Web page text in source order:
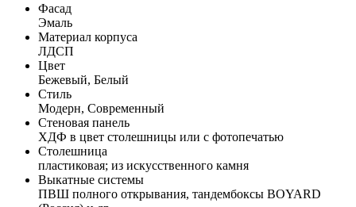
Фасад
Эмаль
Материал корпуса
ЛДСП
Цвет
Бежевый, Белый
Стиль
Модерн, Современный
Стеновая панель
ХДФ в цвет столешницы или с фотопечатью
Столешница
пластиковая; из искусственного камня
Выкатные системы
ПВШ полного открывания, тандембоксы BOYARD